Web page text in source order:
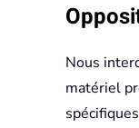
Nous
matériel